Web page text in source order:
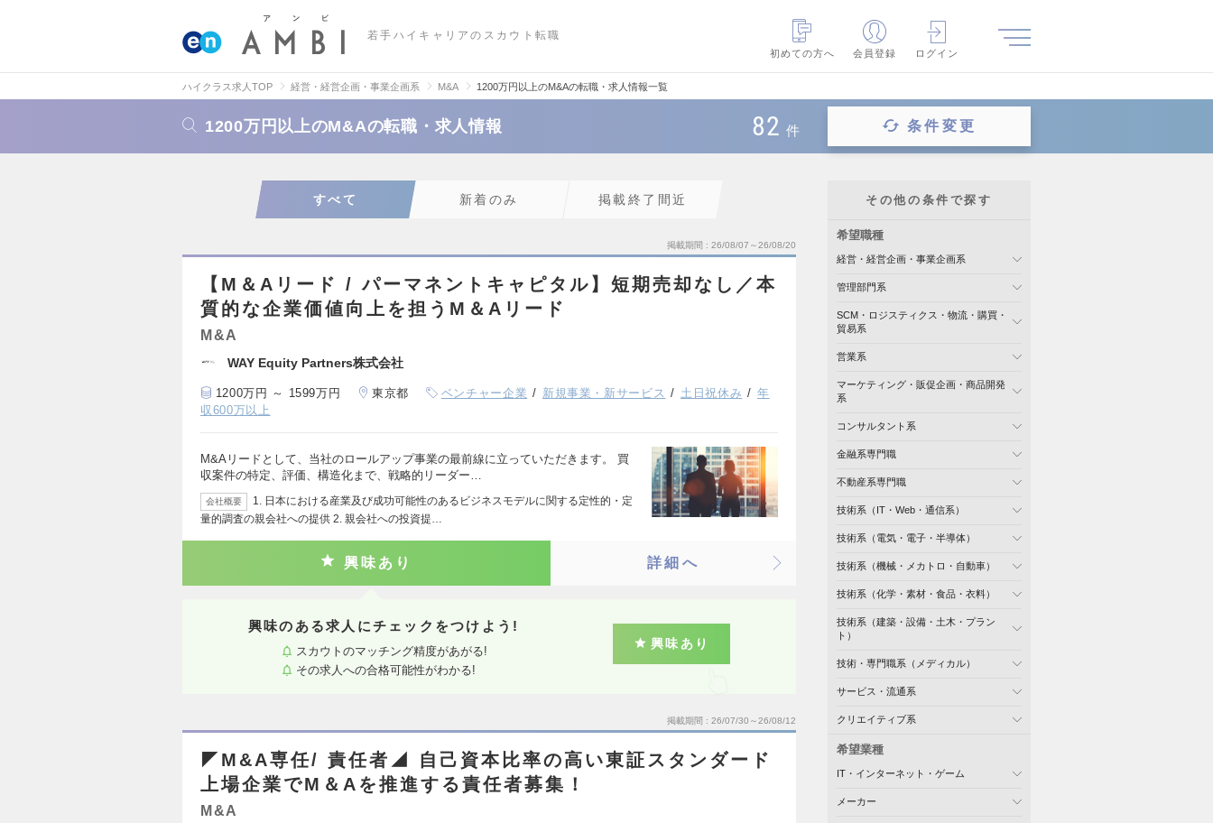
若手ハイキャリアのスカウト転職
初めての方へ
会員登録 ログイン
ハイクラス求人TOP 経営・経営企画・事業企画系 M&A 1200万円以上のM&Aの転職・求人情報一覧
1200万円以上のM&Aの転職・求人情報 82 件 条件変更
すべて 新着のみ 掲載終了間近
掲載期間 26/08/07～26/08/20
【M＆Aリード / パーマネントキャピタル】短期売却なし／本
質的な企業価値向上を担うM＆Aリード
M&A
WAY Equity Partners株式会社
1200万円 ～ 1599万円 東京都 ベンチャー企業 新規事業・新サービス 土日祝休み
年
収600万以上
M&Aリードとして、当社のロールアップ事業の最前線に立っていただきます。 買
収案件の特定、評価、構造化まで、戦略的リーダー…
会社概要
1. 日本における産業及び成功可能性のあるビジネスモデルに関する定性的・定
量的調査の親会社への提供 2. 親会社への投資提…
興味あり 詳細へ
興味のある求人にチェックをつけよう!
スカウトのマッチング精度があがる!
その求人への合格可能性がわかる!
興味あり
掲載期間 26/07/30～26/08/12
◤M&A専任/ 責任者◢ 自己資本比率の高い東証スタンダード
上場企業でM＆Aを推進する責任者募集！
M&A
その他の条件で探す
希望職種
経営・経営企画・事業企画系
管理部門系
SCM・ロジスティクス・物流・購買・
貿易系
営業系
マーケティング・販促企画・商品開発
系
コンサルタント系
金融系専門職
不動産系専門職
技術系（IT・Web・通信系）
技術系（電気・電子・半導体）
技術系（機械・メカトロ・自動車）
技術系（化学・素材・食品・衣料）
技術系（建築・設備・土木・プラン
ト）
技術・専門職系（メディカル）
サービス・流通系
クリエイティブ系
希望業種
IT・インターネット・ゲーム
メーカー